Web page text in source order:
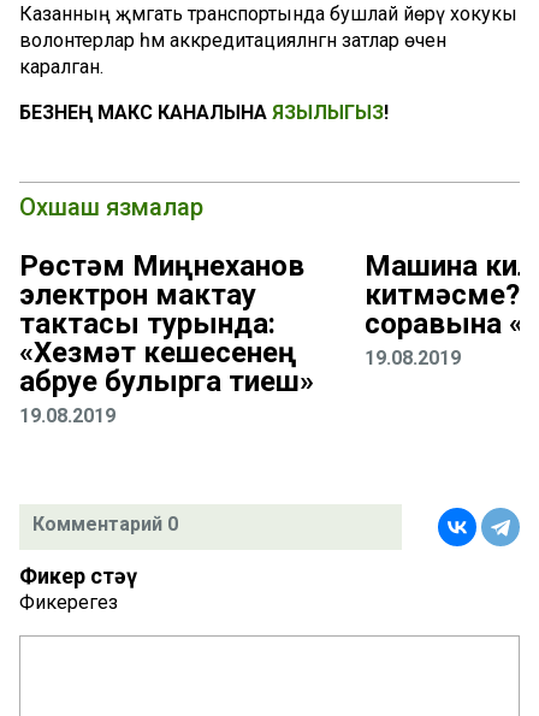
Казанның җәмәгать транспортында бушлай йөрү хокукы
волонтерлар һәм аккредитацияләнгән затлар өчен
каралган.
БЕЗНЕҢ МАКС КАНАЛЫНА ЯЗЫЛЫГЫЗ!
Охшаш язмалар
Рөстәм Миңнеханов
электрон мактау
тактасы турында:
«Хезмәт кешесенең
абруе булырга тиеш»
19.08.2019
Машина
китмәсме?
соравына
19.08.2019
Комментарий 0
Фикер өстәү
Фикерегез